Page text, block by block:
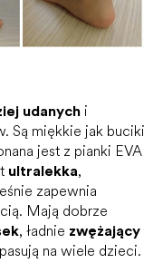
udanych i
Są miękkie jak buciki
jest z pianki EVA
ultralekka,
zapewnia
Mają dobrze
, ładnie zwężający
na wiele dzieci.